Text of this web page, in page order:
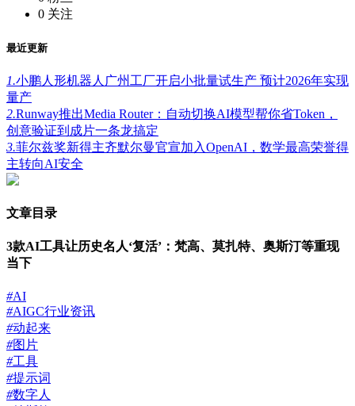
0 关注
最近更新
1.小鹏人形机器人广州工厂开启小批量试生产 预计2026年实现
量产
2.Runway推出Media Router：自动切换AI模型帮你省Token，
创意验证到成片一条龙搞定
3.菲尔兹奖新得主齐默尔曼官宣加入OpenAI，数学最高荣誉得
主转向AI安全
文章目录
3款AI工具让历史名人‘复活’：梵高、莫扎特、奥斯汀等重现
当下
#AI
#AIGC行业资讯
#动起来
#图片
#工具
#提示词
#数字人